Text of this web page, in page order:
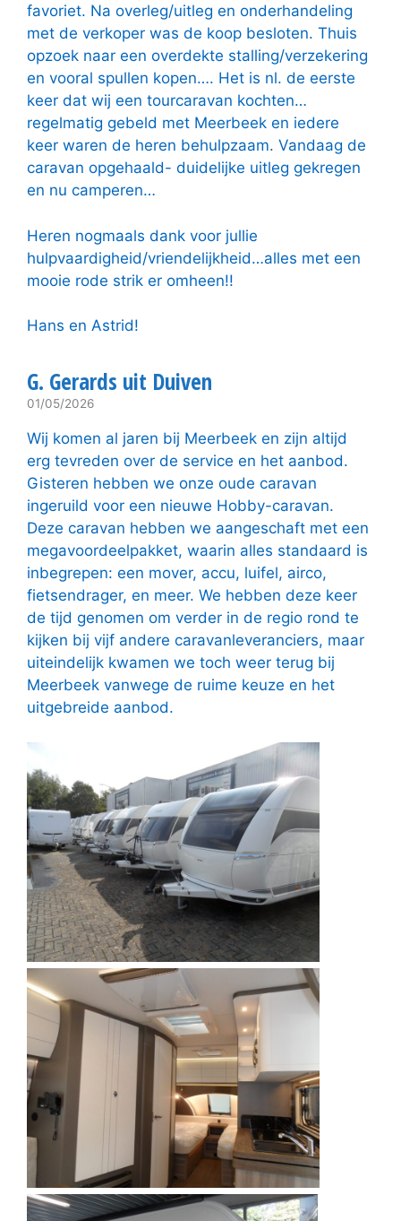
favoriet. Na overleg/uitleg en onderhandeling
met de verkoper was de koop besloten. Thuis
opzoek naar een overdekte stalling/verzekering
en vooral spullen kopen…. Het is nl. de eerste
keer dat wij een tourcaravan kochten…
regelmatig gebeld met Meerbeek en iedere
keer waren de heren behulpzaam. Vandaag de
caravan opgehaald- duidelijke uitleg gekregen
en nu camperen…
Heren nogmaals dank voor jullie
hulpvaardigheid/vriendelijkheid…alles met een
mooie rode strik er omheen!!
Hans en Astrid!
G. Gerards uit Duiven
01/05/2026
Wij komen al jaren bij Meerbeek en zijn altijd
erg tevreden over de service en het aanbod.
Gisteren hebben we onze oude caravan
ingeruild voor een nieuwe Hobby-caravan.
Deze caravan hebben we aangeschaft met een
megavoordeelpakket, waarin alles standaard is
inbegrepen: een mover, accu, luifel, airco,
fietsendrager, en meer. We hebben deze keer
de tijd genomen om verder in de regio rond te
kijken bij vijf andere caravanleveranciers, maar
uiteindelijk kwamen we toch weer terug bij
Meerbeek vanwege de ruime keuze en het
uitgebreide aanbod.